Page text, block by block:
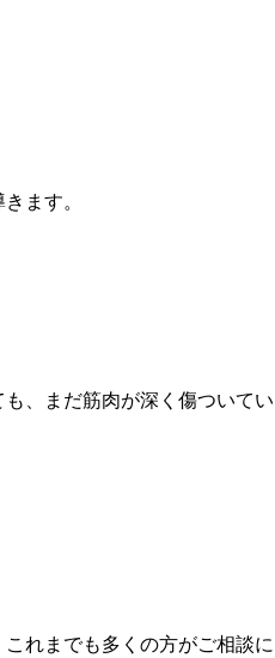
ます。
、まだ筋肉が深く傷ついてい
れまでも多くの方がご相談